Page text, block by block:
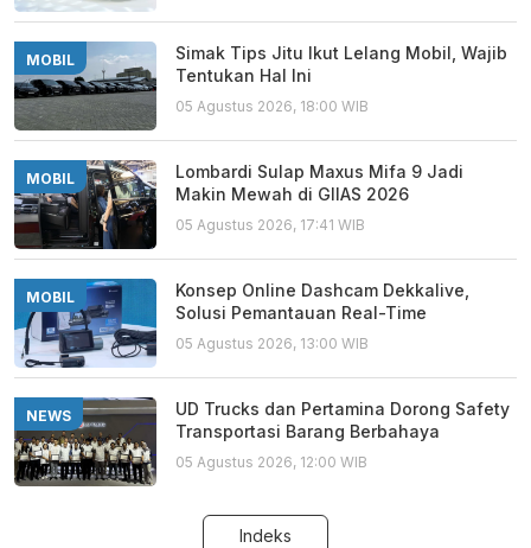
MOBIL
Simak Tips Jitu Ikut Lelang Mobil, Wajib
Tentukan Hal Ini
05 Agustus 2026, 18:00 WIB
MOBIL
Lombardi Sulap Maxus Mifa 9 Jadi
Makin Mewah di GIIAS 2026
05 Agustus 2026, 17:41 WIB
MOBIL
Konsep Online Dashcam Dekkalive,
Solusi Pemantauan Real-Time
05 Agustus 2026, 13:00 WIB
NEWS
UD Trucks dan Pertamina Dorong Safety
Transportasi Barang Berbahaya
05 Agustus 2026, 12:00 WIB
Indeks